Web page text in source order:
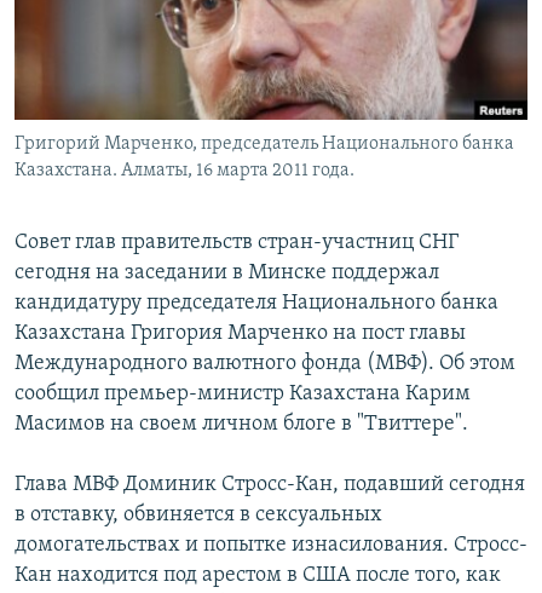
Григорий Марченко, председатель Национального банка
Казахстана. Алматы, 16 марта 2011 года.
Совет глав правительств стран-участниц СНГ
сегодня на заседании в Минске поддержал
кандидатуру председателя Национального банка
Казахстана Григория Марченко на пост главы
Международного валютного фонда (МВФ). Об этом
сообщил премьер-министр Казахстана Карим
Масимов на своем личном блоге в "Tвиттере".
Глава МВФ Доминик Стросс-Кан, подавший сегодня
в отставку, обвиняется в сексуальных
домогательствах и попытке изнасилования. Стросс-
Кан находится под арестом в США после того, как